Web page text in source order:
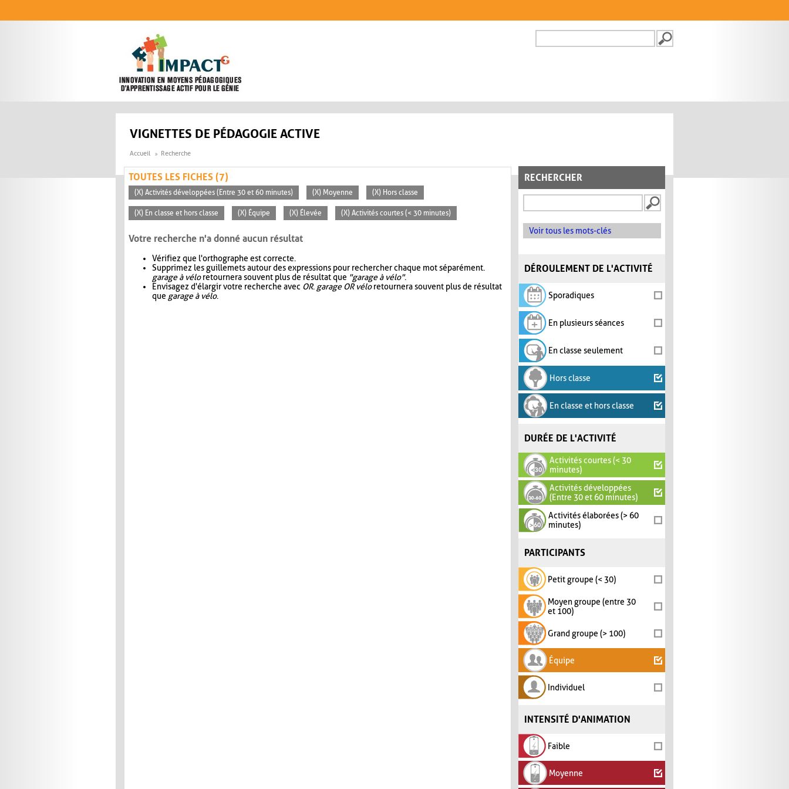
FORMULAIRE DE
VIGNETTES DE PÉDAGOGIE ACTIVE
Accueil Recherche
RECHERCHER
Voir tous les mots-clés
DÉROULEMENT DE L'ACTIVITÉ
Sporadiques
En plusieurs séances
En classe seulement
Hors classe
En classe et hors classe
DURÉE DE L'ACTIVITÉ
Activités courtes (< 30
minutes)
Activités développées
(Entre 30 et 60 minutes)
Activités élaborées (> 60
minutes)
PARTICIPANTS
Petit groupe (< 30)
Moyen groupe (entre 30
et 100)
Grand groupe (> 100)
Équipe
Individuel
INTENSITÉ D'ANIMATION
Faible
Moyenne
TOUTES LES FICHES (7)
(X) Activités développées (Entre 30 et 60 minutes) (X) Moyenne (X) Hors classe
(X) En classe et hors classe (X) Équipe (X) Élevée (X) Activités courtes (< 30 minutes)
Votre recherche n'a donné aucun résultat
Vérifiez que l'orthographe est correcte.
Supprimez les guillemets autour des expressions pour rechercher chaque mot séparément.
garage à véloretournera souvent plus de résultat que "garage à vélo".
Envisagez d'élargir votre recherche avec OR. garage OR véloretournera souvent plus de résultat
que garage à vélo.